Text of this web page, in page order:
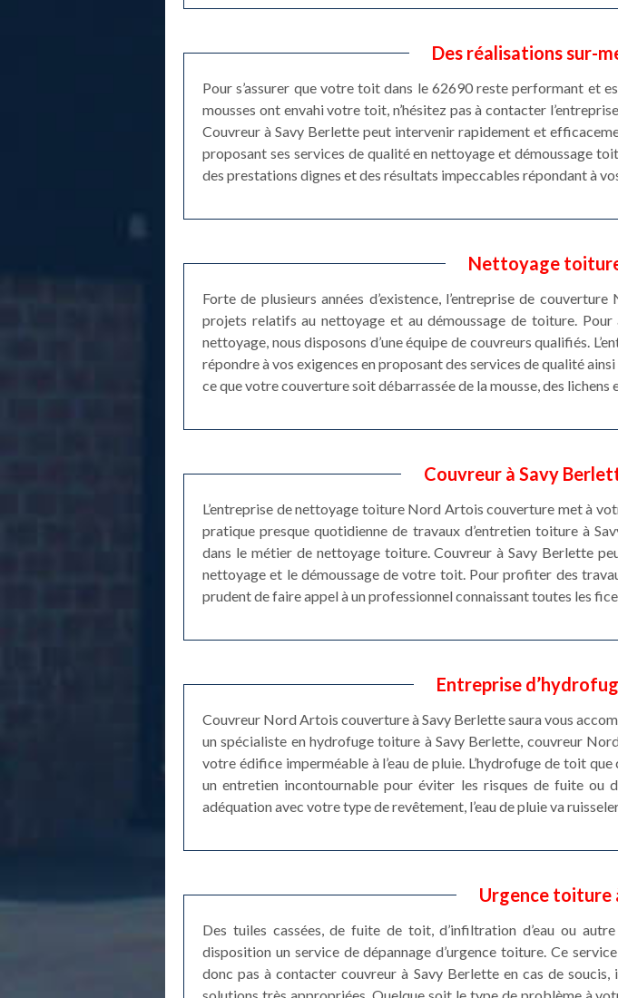
Des réalisations sur-
Pour s’assurer que votre toit dans le 62690 reste performant et
mousses ont envahi votre toit, n’hésitez pas à contacter
Couvreur à Savy Berlette peut intervenir rapidement et
proposant ses services de qualité en nettoyage et démoussage
des prestations dignes et des résultats impeccables répondant à
Nettoyage
Forte de plusieurs années d’existence, l’entreprise de
projets relatifs au nettoyage et au démoussage de toiture.
nettoyage, nous disposons d’une équipe de couvreurs qualifiés.
répondre à vos exigences en proposant des services de qualité
ce que votre couverture soit débarrassée de la mousse, des
Couvreur à Savy
L’entreprise de nettoyage toiture Nord Artois couverture met à
pratique presque quotidienne de travaux d’entretien toiture à
dans le métier de nettoyage toiture. Couvreur à Savy Berlette
nettoyage et le démoussage de votre toit. Pour profiter des
prudent de faire appel à un professionnel connaissant toutes les
Entreprise
Couvreur Nord Artois couverture à Savy Berlette saura vous
un spécialiste en hydrofuge toiture à Savy Berlette, couvreur
votre édifice imperméable à l’eau de pluie. L’hydrofuge de toit
un entretien incontournable pour éviter les risques de fuite ou
adéquation avec votre type de revêtement, l’eau de pluie va
Urgence toiture
Des tuiles cassées, de fuite de toit, d’infiltration d’eau ou
disposition un service de dépannage d’urgence toiture. Ce
donc pas à contacter couvreur à Savy Berlette en cas de